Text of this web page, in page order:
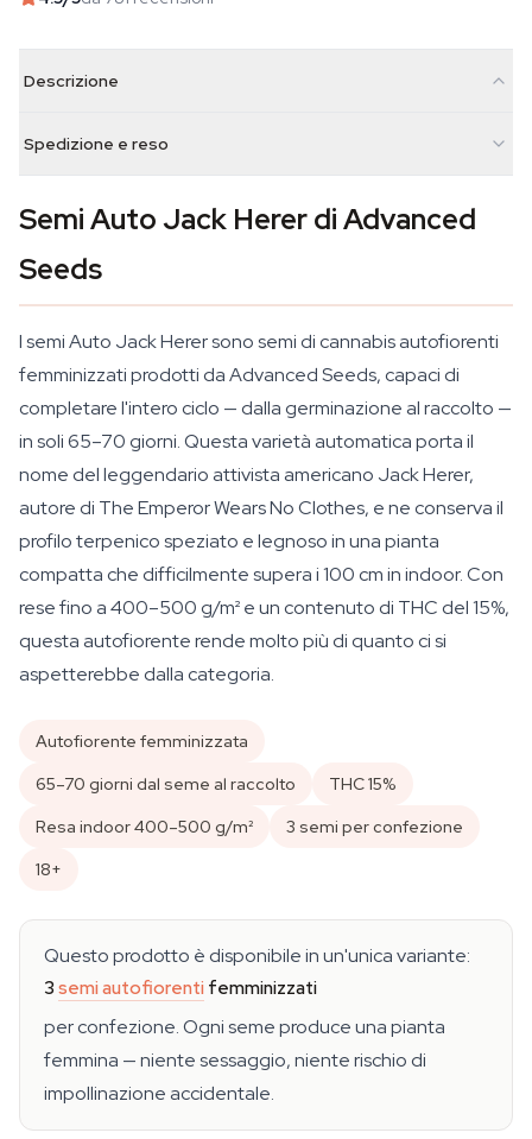
Descrizione
Spedizione e reso
Semi Auto Jack Herer di Advanced
Seeds
I semi Auto Jack Herer sono semi di cannabis autofiorenti
femminizzati prodotti da Advanced Seeds, capaci di
completare l'intero ciclo — dalla germinazione al raccolto —
in soli 65–70 giorni. Questa varietà automatica porta il
nome del leggendario attivista americano Jack Herer,
autore di The Emperor Wears No Clothes, e ne conserva il
profilo terpenico speziato e legnoso in una pianta
compatta che difficilmente supera i 100 cm in indoor. Con
rese fino a 400–500 g/m² e un contenuto di THC del 15%,
questa autofiorente rende molto più di quanto ci si
aspetterebbe dalla categoria.
Autofiorente femminizzata
65–70 giorni dal seme al raccolto
THC 15%
Resa indoor 400–500 g/m²
3 semi per confezione
18+
Questo prodotto è disponibile in un'unica variante:
3 semi autofiorenti femminizzati
per confezione. Ogni seme produce una pianta
femmina — niente sessaggio, niente rischio di
impollinazione accidentale.